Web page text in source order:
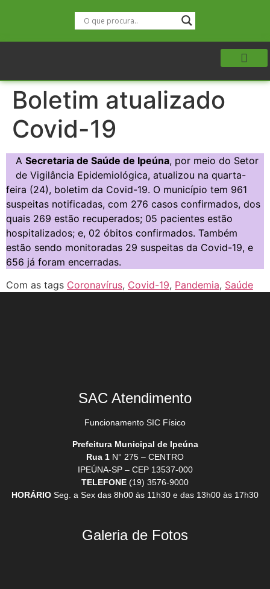
Boletim atualizado
Covid-19
A Secretaria de Saúde de Ipeúna, por meio do Setor
de Vigilância Epidemiológica, atualizou na quarta-
feira (24), boletim da Covid-19. O município tem 961
suspeitas notificadas, com 276 casos confirmados, dos
quais 269 estão recuperados; 05 pacientes estão
hospitalizados; e, 02 óbitos confirmados. Também
estão sendo monitoradas 29 suspeitas da Covid-19, e
656 já foram encerradas.
Com as tags Coronavírus, Covid-19, Pandemia, Saúde
SAC Atendimento
Funcionamento SIC Físico
Prefeitura Municipal de Ipeúna
Rua 1 N° 275 – CENTRO
IPEÚNA-SP – CEP 13537-000
TELEFONE (19) 3576-9000
HORÁRIO Seg. a Sex das 8h00 às 11h30 e das 13h00 às 17h30
Galeria de Fotos